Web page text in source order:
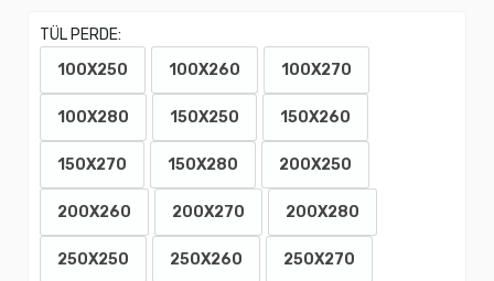
TÜL PERDE:
100X250
100X260 100X270
100X280 150X250 150X260
150X270 150X280 200X250
200X260 200X270 200X280
250X250 250X260 250X270